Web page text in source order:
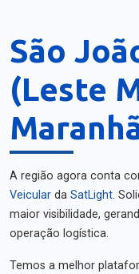
São
(Leste
A região agora conta
Veicular da SatLight.
maior visibilidade,
operação logística.
Temos a melhor